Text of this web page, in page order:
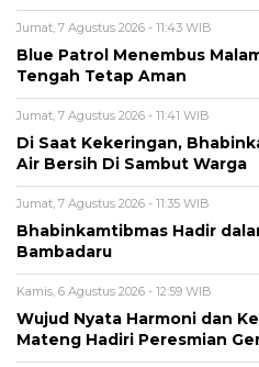
Jumat, 7 Agustus 2026 - 11:43 WIB
Blue Patrol Menembus
Tengah Tetap Aman
Jumat, 7 Agustus 2026 - 11:41 WIB
Di Saat Kekeringan,
Air Bersih Di Sambut Warga
Jumat, 7 Agustus 2026 - 11:35 WIB
Bhabinkamtibmas Hadir
Bambadaru
Kamis, 6 Agustus 2026 - 12:59 WIB
Wujud Nyata Harmoni dan
Mateng Hadiri Peresmian